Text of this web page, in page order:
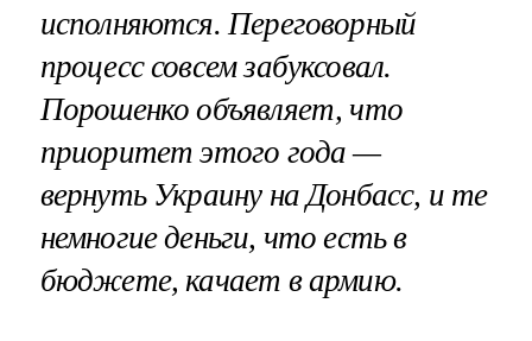
исполняются. Переговорный
процесс совсем забуксовал.
Порошенко объявляет, что
приоритет этого года —
вернуть Украину на Донбасс, и те
немногие деньги, что есть в
бюджете, качает в армию.